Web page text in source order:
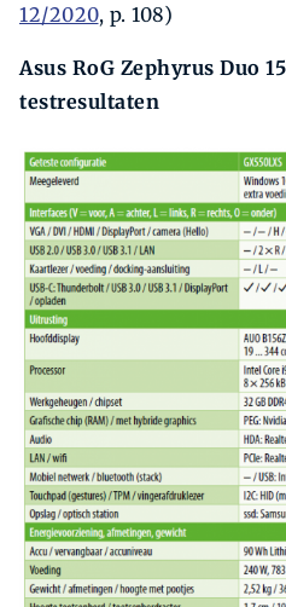
12/2020, p. 108)
Asus RoG Zephyrus Duo
testresultaten